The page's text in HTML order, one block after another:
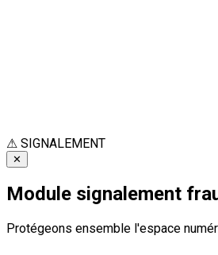
⚠ SIGNALEMENT
✕
Module signalement
Protégeons ensemble l'espace